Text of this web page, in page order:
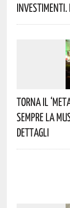
Torna Il
Sempre La
Dettagli